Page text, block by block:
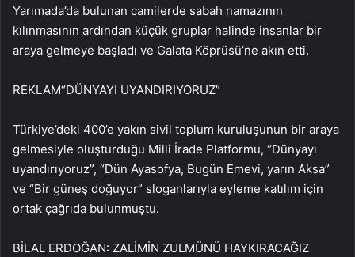
Yarımada’da bulunan camilerde sabah namazının
kılınmasının ardından küçük gruplar halinde insanlar bir
araya gelmeye başladı ve Galata Köprüsü’ne akın etti.
REKLAM“DÜNYAYI UYANDIRIYORUZ”
Türkiye’deki 400’e yakın sivil toplum kuruluşunun bir araya
gelmesiyle oluşturduğu Milli İrade Platformu, “Dünyayı
uyandırıyoruz”, “Dün Ayasofya, Bugün Emevi, yarın Aksa”
ve “Bir güneş doğuyor” sloganlarıyla eyleme katılım için
ortak çağrıda bulunmuştu.
BİLAL ERDOĞAN: ZALİMİN ZULMÜNÜ HAYKIRACAĞIZ